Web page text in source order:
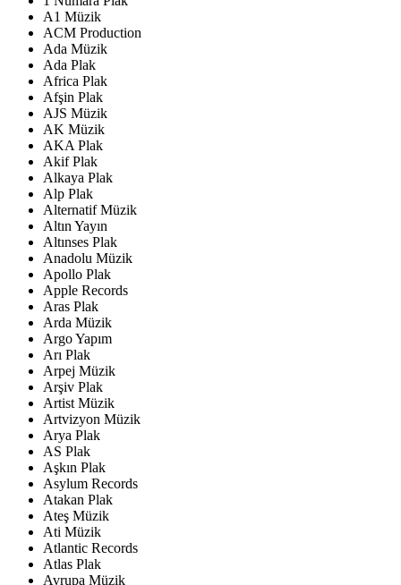
A1 Müzik
ACM Production
Ada Müzik
Ada Plak
Africa Plak
Afşin Plak
AJS Müzik
AK Müzik
AKA Plak
Akif Plak
Alkaya Plak
Alp Plak
Alternatif Müzik
Altın Yayın
Altınses Plak
Anadolu Müzik
Apollo Plak
Apple Records
Aras Plak
Arda Müzik
Argo Yapım
Arı Plak
Arpej Müzik
Arşiv Plak
Artist Müzik
Artvizyon Müzik
Arya Plak
AS Plak
Aşkın Plak
Asylum Records
Atakan Plak
Ateş Müzik
Ati Müzik
Atlantic Records
Atlas Plak
Avrupa Müzik